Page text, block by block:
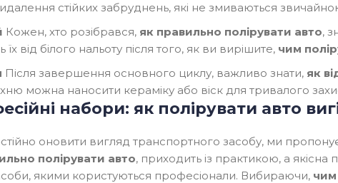
стійких забруднень, які не змиваються
Кожен, хто розібрався, як правильно полірувати авто,
їх від білого нальоту після того, як ви вирішите, чим
Після завершення основного циклу, важливо знати, як
можна наносити кераміку або віск для тривалого
набори: як полірувати авто
оновити вигляд транспортного засобу, ми
полірувати авто, приходить із практикою, а
якими користуються професіонали. Вибираючи, чим